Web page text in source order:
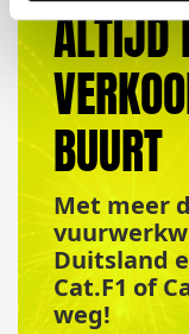
ALTIJD
BUURT
Met meer
Duitsland
Cat.F1 of
weg!